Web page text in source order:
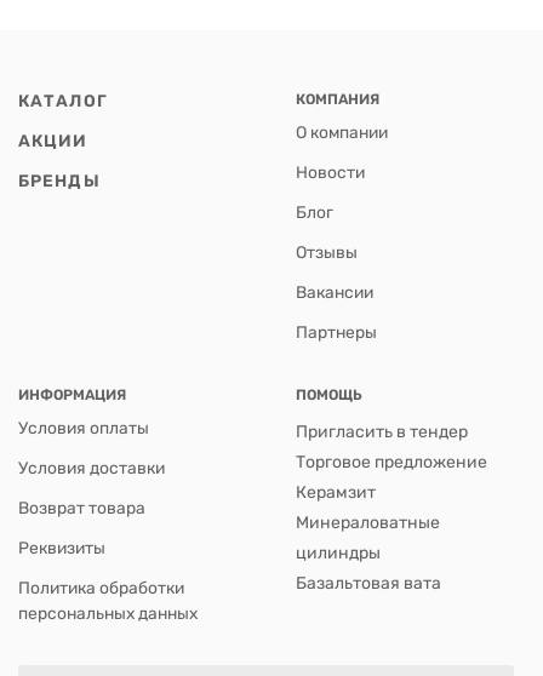
КАТАЛОГ
АКЦИИ
БРЕНДЫ
КОМПАНИЯ
О компании
Новости
Блог
Отзывы
Вакансии
Партнеры
ИНФОРМАЦИЯ
Условия оплаты
Условия доставки
Возврат товара
Реквизиты
Политика обработки
персональных данных
ПОМОЩЬ
Пригласить в тендер
Торговое предложение
Керамзит
Минераловатные
цилиндры
Базальтовая вата